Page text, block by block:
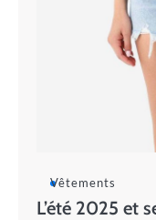
Vêtements
L’été 2025 et